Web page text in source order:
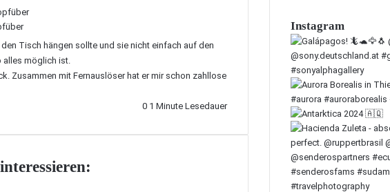
Tisch hängen sollte und sie nicht einfach auf den
alles möglich ist.
Zusammen mit Fernauslöser hat er mir schon zahllose
0 1 Minute Lesedauer
Instagram